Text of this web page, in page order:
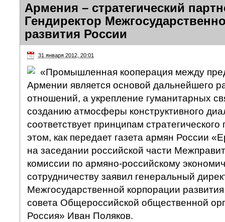
Армения – стратегический
Гендиректор
развития России
31 января 2012, 20:01
«Промышленная кооперация между
Армении является основой дальнейшего
отношений, а укрепление гуманитарных
созданию атмосферы конструктивного
соответствует принципам
этом, как передает газета армян России
на заседании российской части
комиссии по армяно-российскому
сотрудничеству заявил генеральный
Межгосударственной корпорации
совета Общероссийской общественной
Россия» Иван Поляков.